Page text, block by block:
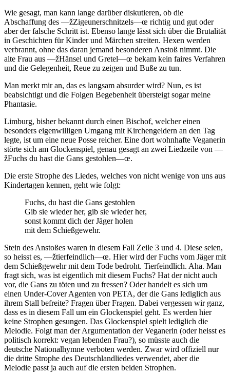
Wie gesagt, man kann lange darüber diskutieren, ob die
Abschaffung des —žZigeunerschnitzels—œ richtig und gut oder
aber der falsche Schritt ist. Ebenso lange lässt sich über die Brutalität
in Geschichten für Kinder und Märchen streiten. Hexen werden
verbrannt, ohne das daran jemand besonderen Anstoß nimmt. Die
alte Frau aus —žHänsel und Gretel—œ bekam kein faires Verfahren
und die Gelegenheit, Reue zu zeigen und Buße zu tun.
Man merkt mir an, das es langsam absurder wird? Nun, es ist
beabsichtigt und die Folgen Begebenheit übersteigt sogar meine
Phantasie.
Limburg, bisher bekannt durch einen Bischof, welcher einen
besonders eigenwilligen Umgang mit Kirchengeldern an den Tag
legte, ist um eine neue Posse reicher. Eine dort wohnhafte Veganerin
störte sich am Glockenspiel, genau gesagt an zwei Liedzeile von —
žFuchs du hast die Gans gestohlen—œ.
Die erste Strophe des Liedes, welches von nicht wenige von uns aus
Kindertagen kennen, geht wie folgt:
Fuchs, du hast die Gans gestohlen
Gib sie wieder her, gib sie wieder her,
sonst kommt dich der Jäger holen
mit dem Schießgewehr.
Stein des Anstoßes waren in diesem Fall Zeile 3 und 4. Diese seien,
so heisst es, —žtierfeindlich—œ. Hier wird der Fuchs vom Jäger mit
dem Schießgewehr mit dem Tode bedroht. Tierfeindlich. Aha. Man
fragt sich, was ist eigentlich mit diesem Fuchs? Hat der nicht auch
vor, die Gans zu töten und zu fressen? Oder handelt es sich um
einen Under-Cover Agenten von PETA, der die Gans lediglich aus
ihrem Stall befreite? Fragen über Fragen. Dabei vergessen wir ganz,
dass es in diesem Fall um ein Glockenspiel geht. Es werden hier
keine Strophen gesungen. Das Glockenspiel spielt lediglich die
Melodie. Folgt man der Argumentation der Veganerin (oder heisst es
politisch korrekt: vegan lebenden Frau?), so müsste auch die
deutsche Nationalhymne verboten werden. Zwar wird offiziell nur
die dritte Strophe des Deutschlandliedes verwendet, aber die
Melodie passt ja auch auf die ersten beiden Strophen.